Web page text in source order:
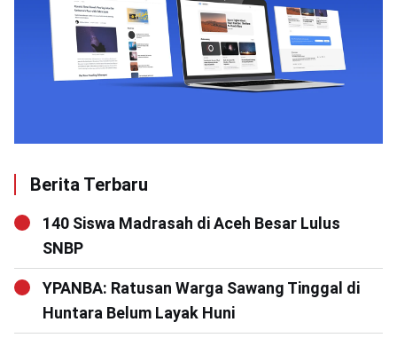
Berita Terbaru
140 Siswa Madrasah di Aceh Besar Lulus
SNBP
YPANBA: Ratusan Warga Sawang Tinggal di
Huntara Belum Layak Huni